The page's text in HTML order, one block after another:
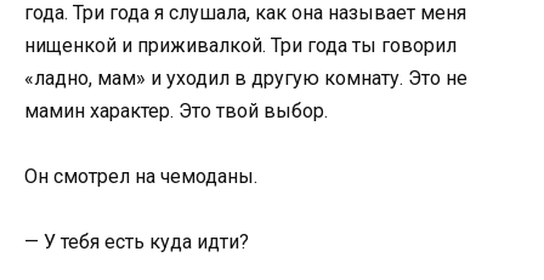
года. Три года я слушала, как она называет меня
нищенкой и приживалкой. Три года ты говорил
«ладно, мам» и уходил в другую комнату. Это не
мамин характер. Это твой выбор.
Он смотрел на чемоданы.
— У тебя есть куда идти?